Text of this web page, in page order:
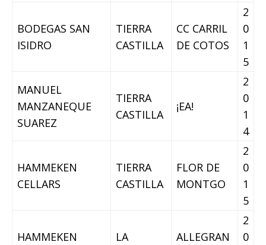
BODEGAS SAN
ISIDRO
TIERRA
CASTILLA
CC CARRIL
DE COTOS
2
0
1
5
MANUEL
MANZANEQUE
SUAREZ
TIERRA
CASTILLA
¡EA!
2
0
1
4
HAMMEKEN
CELLARS
TIERRA
CASTILLA
FLOR DE
MONTGO
2
0
1
5
HAMMEKEN LA ALLEGRAN
2
0